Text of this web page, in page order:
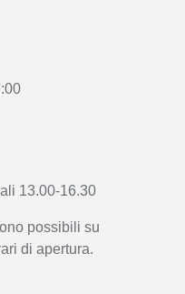
13.00-16.30
possibili su
di apertura.